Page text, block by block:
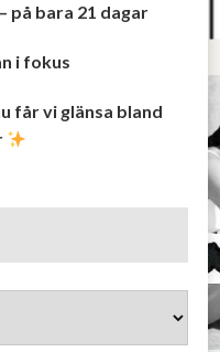
på bara 21 dagar
i fokus
får vi glänsa bland